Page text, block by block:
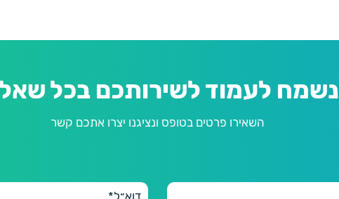
נשמח לעמוד לשירותכם בכל
השאירו פרטים בטופס ונציגנו יצרו אתכם קשר